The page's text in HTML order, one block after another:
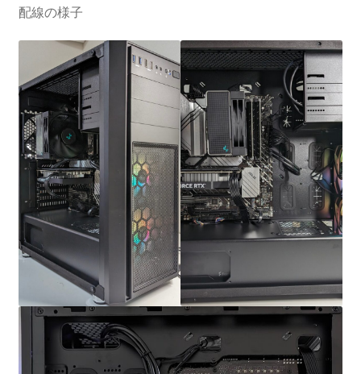
配線の様子